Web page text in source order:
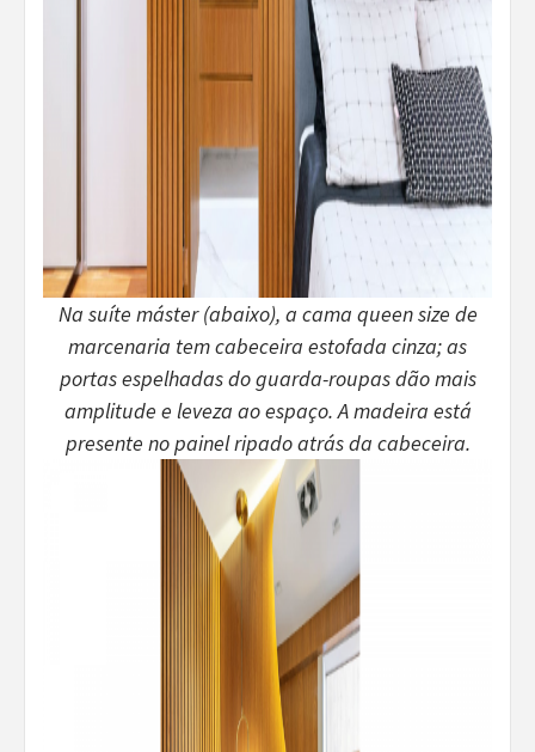
Na suíte máster (abaixo), a cama queen size de
marcenaria tem cabeceira estofada cinza; as
portas espelhadas do guarda-roupas dão mais
amplitude e leveza ao espaço. A madeira está
presente no painel ripado atrás da cabeceira.